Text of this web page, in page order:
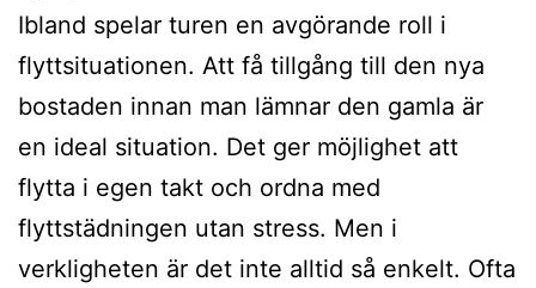
Ibland spelar turen en avgörande roll i
flyttsituationen. Att få tillgång till den nya
bostaden innan man lämnar den gamla är
en ideal situation. Det ger möjlighet att
flytta i egen takt och ordna med
flyttstädningen utan stress. Men i
verkligheten är det inte alltid så enkelt. Ofta